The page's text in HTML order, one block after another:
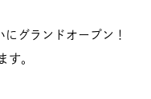
グランドオープン！
す。